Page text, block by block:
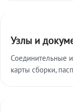
Узлы и
Соединительные
карты сборки,